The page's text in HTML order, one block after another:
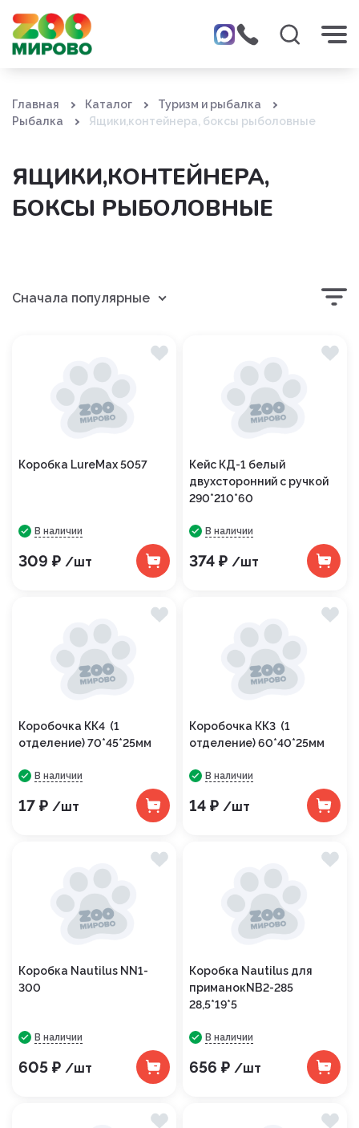
Главная Каталог
Туризм и рыбалка
Рыбалка
Ящики,контейнера, боксы рыболовные
ЯЩИКИ,КОНТЕЙНЕРА,
БОКСЫ РЫБОЛОВНЫЕ
Сначала популярные
Коробка LureMax 5057
В наличии
309 ₽ /шт
Кейс КД-1 белый
двухсторонний с ручкой
290*210*60
В наличии
374 ₽ /шт
Коробочка КК4 (1
отделение) 70*45*25мм
В наличии
17 ₽ /шт
Коробочка КК3 (1
отделение) 60*40*25мм
В наличии
14 ₽ /шт
Коробка Nautilus NN1-
300
В наличии
605 ₽ /шт
Коробка Nautilus для
приманокNB2-285
28,5*19*5
В наличии
656 ₽ /шт